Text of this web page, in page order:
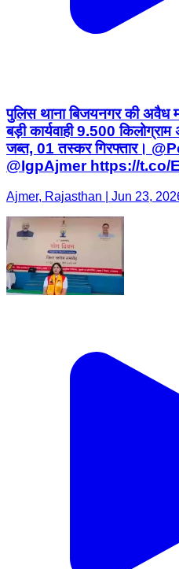
पुलिस थाना बिजयनगर की अवैध
बड़ी कार्यवाही 9.500
जब्त, 01 तस्कर गिरफ्तार।
@IgpAjmer https://t.co/
Ajmer, Rajasthan | Jun 23,